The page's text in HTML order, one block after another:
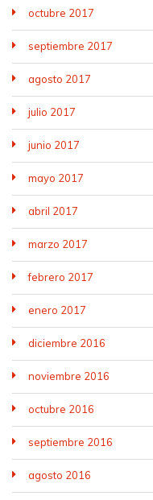
octubre 2017
septiembre 2017
agosto 2017
julio 2017
junio 2017
mayo 2017
abril 2017
marzo 2017
febrero 2017
enero 2017
diciembre 2016
noviembre 2016
octubre 2016
septiembre 2016
agosto 2016